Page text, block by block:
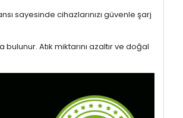
sayesinde cihazlarınızı güvenle şarj
Atık miktarını azaltır ve doğal